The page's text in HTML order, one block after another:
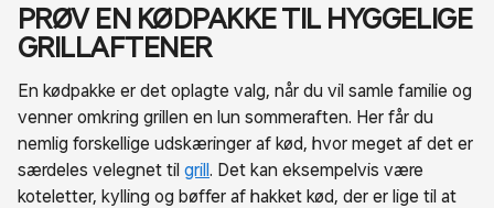
PRØV EN KØDPAKKE TIL HYGGELIGE
GRILLAFTENER
En kødpakke er det oplagte valg, når du vil samle familie og
venner omkring grillen en lun sommeraften. Her får du
nemlig forskellige udskæringer af kød, hvor meget af det er
særdeles velegnet til grill. Det kan eksempelvis være
koteletter, kylling og bøffer af hakket kød, der er lige til at